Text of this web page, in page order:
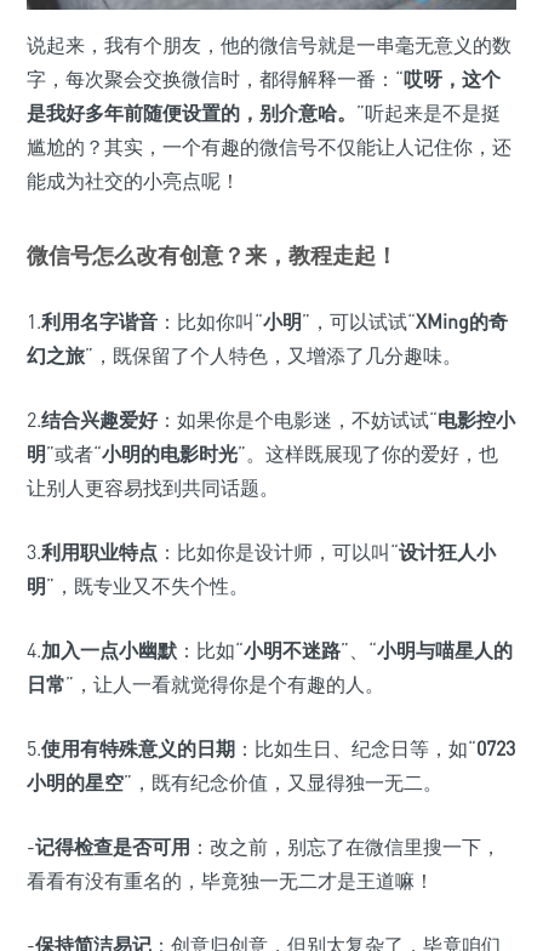
说起来，我有个朋友，他的微信号就是一串毫无意义的数
字，每次聚会交换微信时，都得解释一番：“哎呀，这个
是我好多年前随便设置的，别介意哈。 ”听起来是不是挺
尴尬的？其实，一个有趣的微信号不仅能让人记住你，还
能成为社交的小亮点呢！
微信号怎么改有创意？来，教程走起！
1.利用名字谐音 ：比如你叫“小明”，可以试试“XMing的奇
幻之旅”，既保留了个人特色，又增添了几分趣味。
2.结合兴趣爱好：如果你是个电影迷，不妨试试“电影控小
明”或者“小明的电影时光”。这样既展现了你的爱好，也
让别人更容易找到共同话题。
3.利用职业特点 ：比如你是设计师，可以叫“设计狂人小
明”，既专业又不失个性。
4.加入一点小幽默 ：比如“小明不迷路”、“小明与喵星人的
日常”，让人一看就觉得你是个有趣的人。
5.使用有特殊意义的日期 ：比如生日、纪念日等，如“0723
小明的星空”，既有纪念价值，又显得独一无二。
-记得检查是否可用 ：改之前，别忘了在微信里搜一下，
看看有没有重名的，毕竟独一无二才是王道嘛！
-保持简洁易记 ：创意归创意，但别太复杂了，毕竟咱们